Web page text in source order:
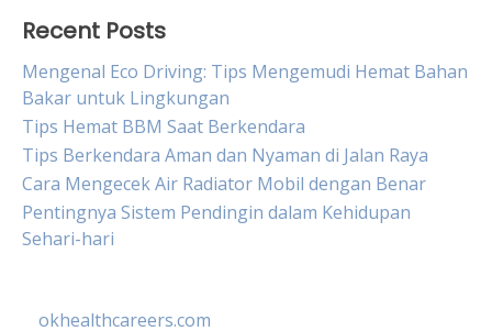
Recent Posts
Mengenal Eco Driving: Tips Mengemudi Hemat Bahan
Bakar untuk Lingkungan
Tips Hemat BBM Saat Berkendara
Tips Berkendara Aman dan Nyaman di Jalan Raya
Cara Mengecek Air Radiator Mobil dengan Benar
Pentingnya Sistem Pendingin dalam Kehidupan
Sehari-hari
okhealthcareers.com